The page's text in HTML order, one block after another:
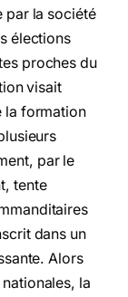
par la société
élections
proches du
visait
la formation
par le
tente
dans un
Alors
la